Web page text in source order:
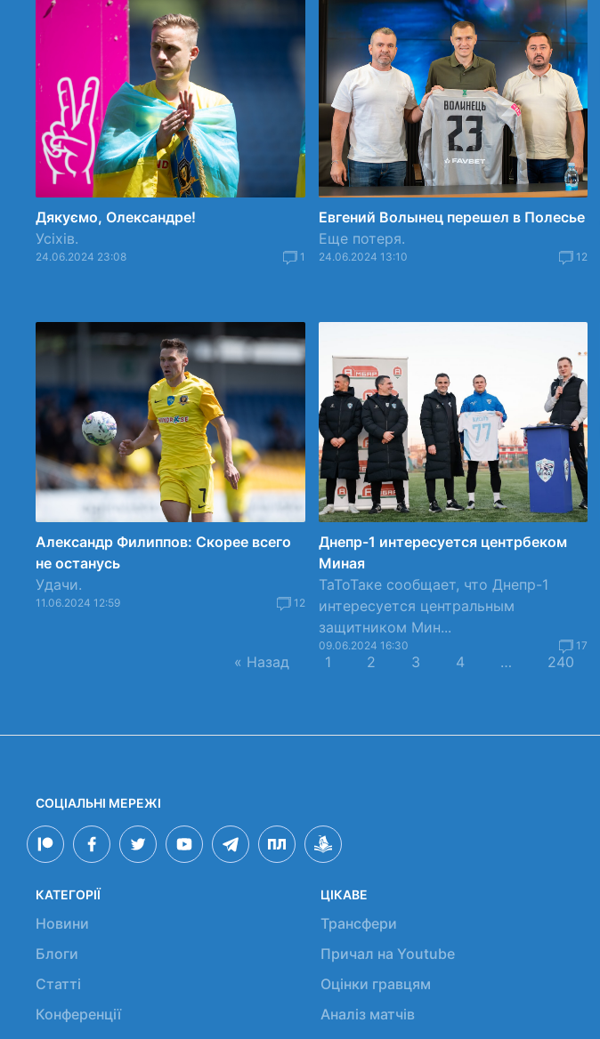
Дякуємо, Олександре!
Усіхів.
24.06.2024 23:08 1
Евгений Волынец перешел в Полесье
Еще потеря.
24.06.2024 13:10 12
Александр Филиппов: Скорее всего
не останусь
Удачи.
11.06.2024 12:59 12
Днепр-1 интересуется центрбеком
Миная
ТаТоТаке сообщает, что Днепр-1
интересуется центральным
защитником Мин...
09.06.2024 16:30 17
« Назад 1 2 3 4 … 240
СОЦІАЛЬНІ МЕРЕЖІ
КАТЕГОРІЇ
Новини
Блоги
Статті
Конференції
ЦІКАВЕ
Трансфери
Причал на Youtube
Оцінки гравцям
Аналіз матчів